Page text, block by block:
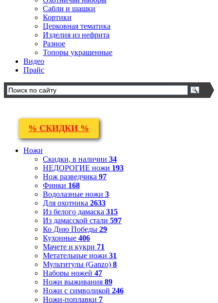
Сабли и шашки
Кортики
Церковная тематика
Изделия из нефрита
Разное
Топоры украшенные
Видео
Прайс
% СКИДКИ %
Ножи
Скидки, в наличии 34
НЕДОРОГИЕ ножи 193
Нож разведчика 97
Финки 168
Водолазные ножи 3
Для охотника 2633
Из белого дамаска 315
Из дамасской стали 597
Ко Дню Победы 29
Кухонные 406
Мачете и кукри 71
Метательные ножи 31
Мультитулы (Ganzo) 8
Наборы ножей 47
Ножи выживания 89
Ножи с символикой 246
Ножи-поплавки 7